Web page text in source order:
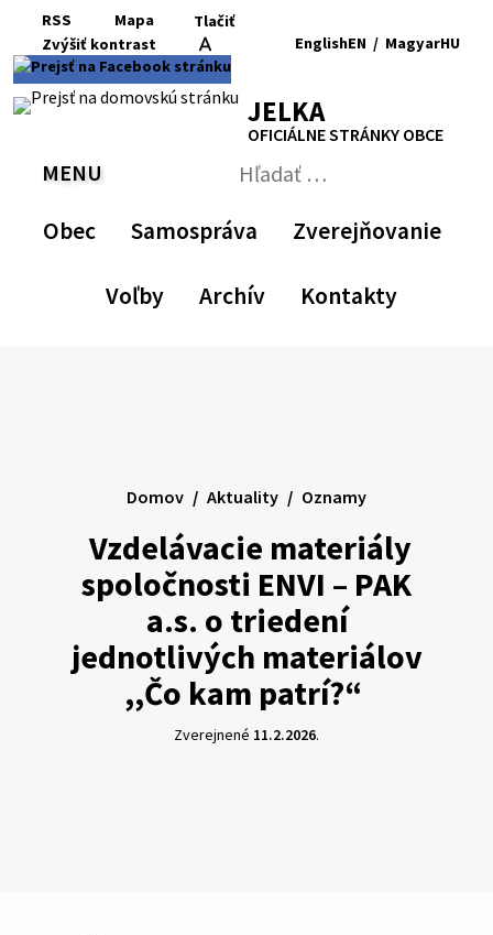
Preskočiť
obsah
RSS
RSS
Mapa
Mapa
Tlačiť
Tlačiť
Zvýšiť kontrast
Zvýšiť
kontrast
Zmenšiť
veľkosť
Nastaviť
pôvodnú
veľkosť
písma
veľkosť
písma
EnglishEN
English
/ MagyarHU
Magyar
JELKA
OFICIÁLNE STRÁNKY OBCE
PREPNÚŤ
MENU
Obec Samospráva Zverejňovanie
Voľby Archív Kontakty
Hľadať:
formulár
Vzdelávacie materiály
spoločnosti ENVI – PAK
a.s. o triedení
jednotlivých materiálov
,,Čo kam patrí?“
Domov Aktuality Oznamy
Zverejnené 11.2.2026.